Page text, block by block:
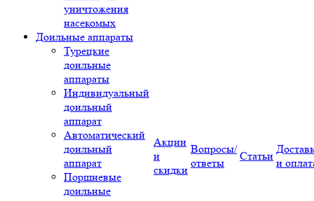
уничтожения
насекомых
Доильные аппараты
Турецкие
доильные
аппараты
Индивидуальный
доильный
аппарат
Автоматический
доильный
аппарат
Поршневые
доильные
Акции
и
скидки
Вопросы/
ответы
Статьи
и